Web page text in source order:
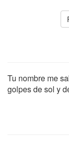
Tu nombre me
golpes de sol y